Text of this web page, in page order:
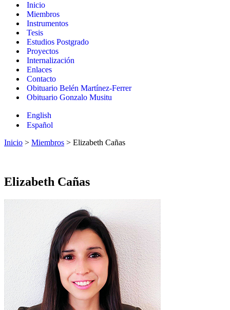
Inicio
Miembros
Instrumentos
Tesis
Estudios Postgrado
Proyectos
Internalización
Enlaces
Contacto
Obituario Belén Martínez-Ferrer
Obituario Gonzalo Musitu
English
Español
Inicio > Miembros > Elizabeth Cañas
Elizabeth Cañas